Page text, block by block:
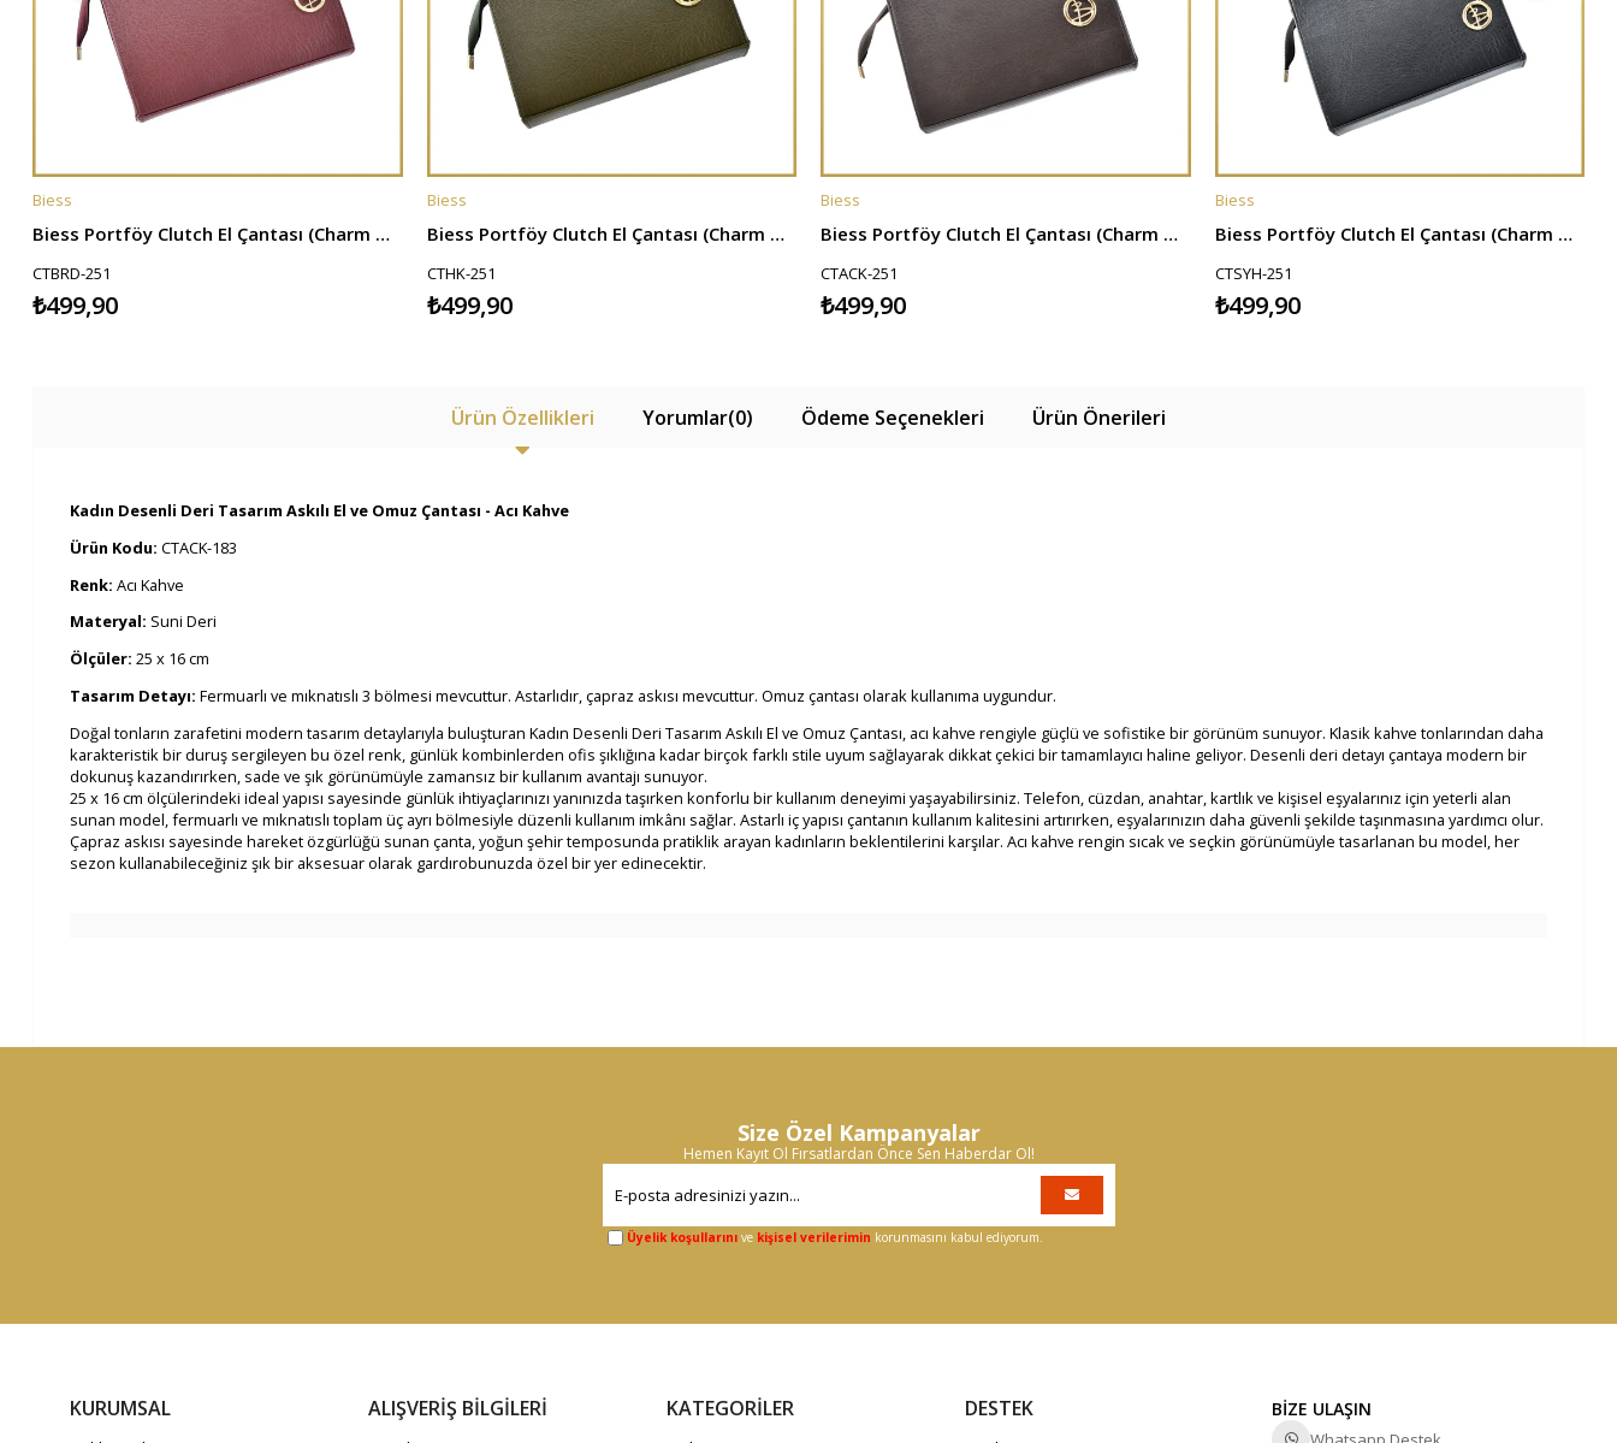
SEPETE EKLE
Biess
Biess Portföy Clutch El Çantası (Charm Hediyeli) - Bordo
CTBRD-251
₺499,90
SEPETE EKLE
Biess
Biess Portföy Clutch El Çantası (Charm Hediyeli) - Haki
CTHK-251
₺499,90
SEPETE EKLE
Biess
Biess Portföy Clutch El Çantası (Charm Hediyeli) - Acı Kahve
CTACK-251
₺499,90
SEPETE EKLE
Biess
Biess Portföy Clutch El Çantası (Charm Hediyeli) - Siyah
CTSYH-251
₺499,90
Ürün Özellikleri Yorumlar(0) Ödeme Seçenekleri Ürün Önerileri
Kadın Desenli Deri Tasarım Askılı El ve Omuz Çantası - Acı Kahve
Ürün Kodu: CTACK-183
Renk: Acı Kahve
Materyal: Suni Deri
Ölçüler: 25 x 16 cm
Tasarım Detayı: Fermuarlı ve mıknatıslı 3 bölmesi mevcuttur. Astarlıdır, çapraz askısı mevcuttur. Omuz çantası olarak kullanıma uygundur.
Doğal tonların zarafetini modern tasarım detaylarıyla buluşturan Kadın Desenli Deri Tasarım Askılı El ve Omuz Çantası, acı kahve rengiyle güçlü ve sofistike bir görünüm sunuyor. Klasik kahve tonlarından daha
karakteristik bir duruş sergileyen bu özel renk, günlük kombinlerden ofis şıklığına kadar birçok farklı stile uyum sağlayarak dikkat çekici bir tamamlayıcı haline geliyor. Desenli deri detayı çantaya modern bir
dokunuş kazandırırken, sade ve şık görünümüyle zamansız bir kullanım avantajı sunuyor.
25 x 16 cm ölçülerindeki ideal yapısı sayesinde günlük ihtiyaçlarınızı yanınızda taşırken konforlu bir kullanım deneyimi yaşayabilirsiniz. Telefon, cüzdan, anahtar, kartlık ve kişisel eşyalarınız için yeterli alan
sunan model, fermuarlı ve mıknatıslı toplam üç ayrı bölmesiyle düzenli kullanım imkânı sağlar. Astarlı iç yapısı çantanın kullanım kalitesini artırırken, eşyalarınızın daha güvenli şekilde taşınmasına yardımcı olur.
Çapraz askısı sayesinde hareket özgürlüğü sunan çanta, yoğun şehir temposunda pratiklik arayan kadınların beklentilerini karşılar. Acı kahve rengin sıcak ve seçkin görünümüyle tasarlanan bu model, her
sezon kullanabileceğiniz şık bir aksesuar olarak gardırobunuzda özel bir yer edinecektir.
Size Özel Kampanyalar
Hemen Kayıt Ol Fırsatlardan Önce Sen Haberdar Ol!
Üyelik koşullarınıve kişisel verilerimin korunmasını kabul ediyorum.
KURUMSAL ALIŞVERİŞ BİLGİLERİ KATEGORİLER DESTEK BİZE ULAŞIN